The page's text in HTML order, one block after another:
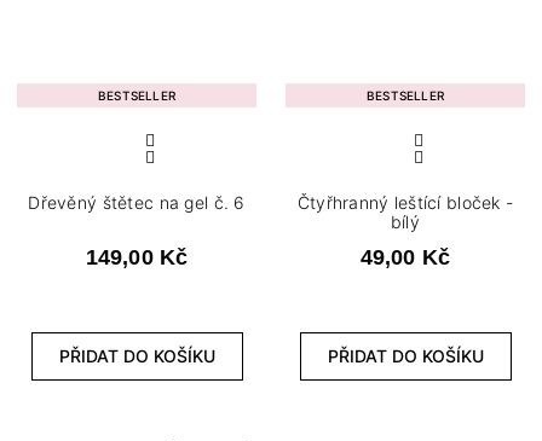
BESTSELLER
Dřevěný štětec na gel č. 6
149,00 Kč
PŘIDAT DO KOŠÍKU
BESTSELLER
Čtyřhranný leštící bloček -
bílý
49,00 Kč
PŘIDAT DO KOŠÍKU